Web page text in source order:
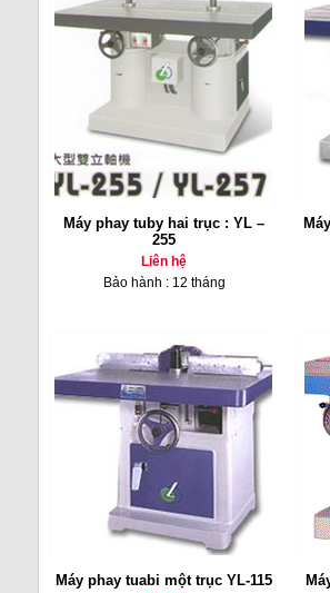
Máy phay tuby hai trục : YL –
255
Liên hệ
Bảo hành : 12 tháng
Máy phay tuabi một trục YL-115